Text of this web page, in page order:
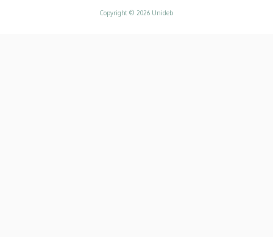
Copyright © 2026 Unideb